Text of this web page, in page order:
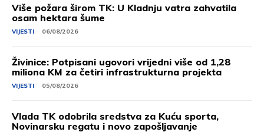
Više požara širom TK: U Kladnju vatra zahvatila
osam hektara šume
VIJESTI 06/08/2026
Živinice: Potpisani ugovori vrijedni više od 1,28
miliona KM za četiri infrastrukturna projekta
VIJESTI 05/08/2026
Vlada TK odobrila sredstva za Kuću sporta,
Novinarsku regatu i novo zapošljavanje